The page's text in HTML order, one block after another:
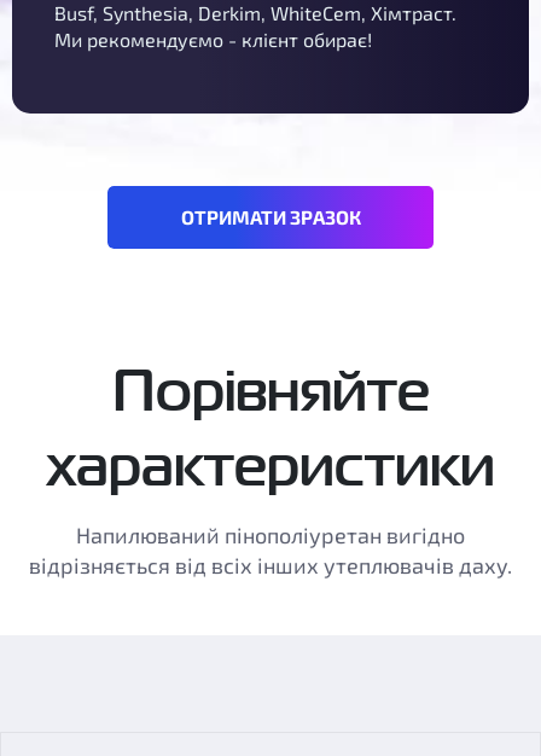
Busf, Synthesia, Derkim, WhiteCem, Хімтраст.
Ми рекомендуємо - клієнт обирає!
ОТРИМАТИ ЗРАЗОК
Порівняйте
характеристики
Напилюваний пінополіуретан вигідно
відрізняється від всіх інших утеплювачів даху.